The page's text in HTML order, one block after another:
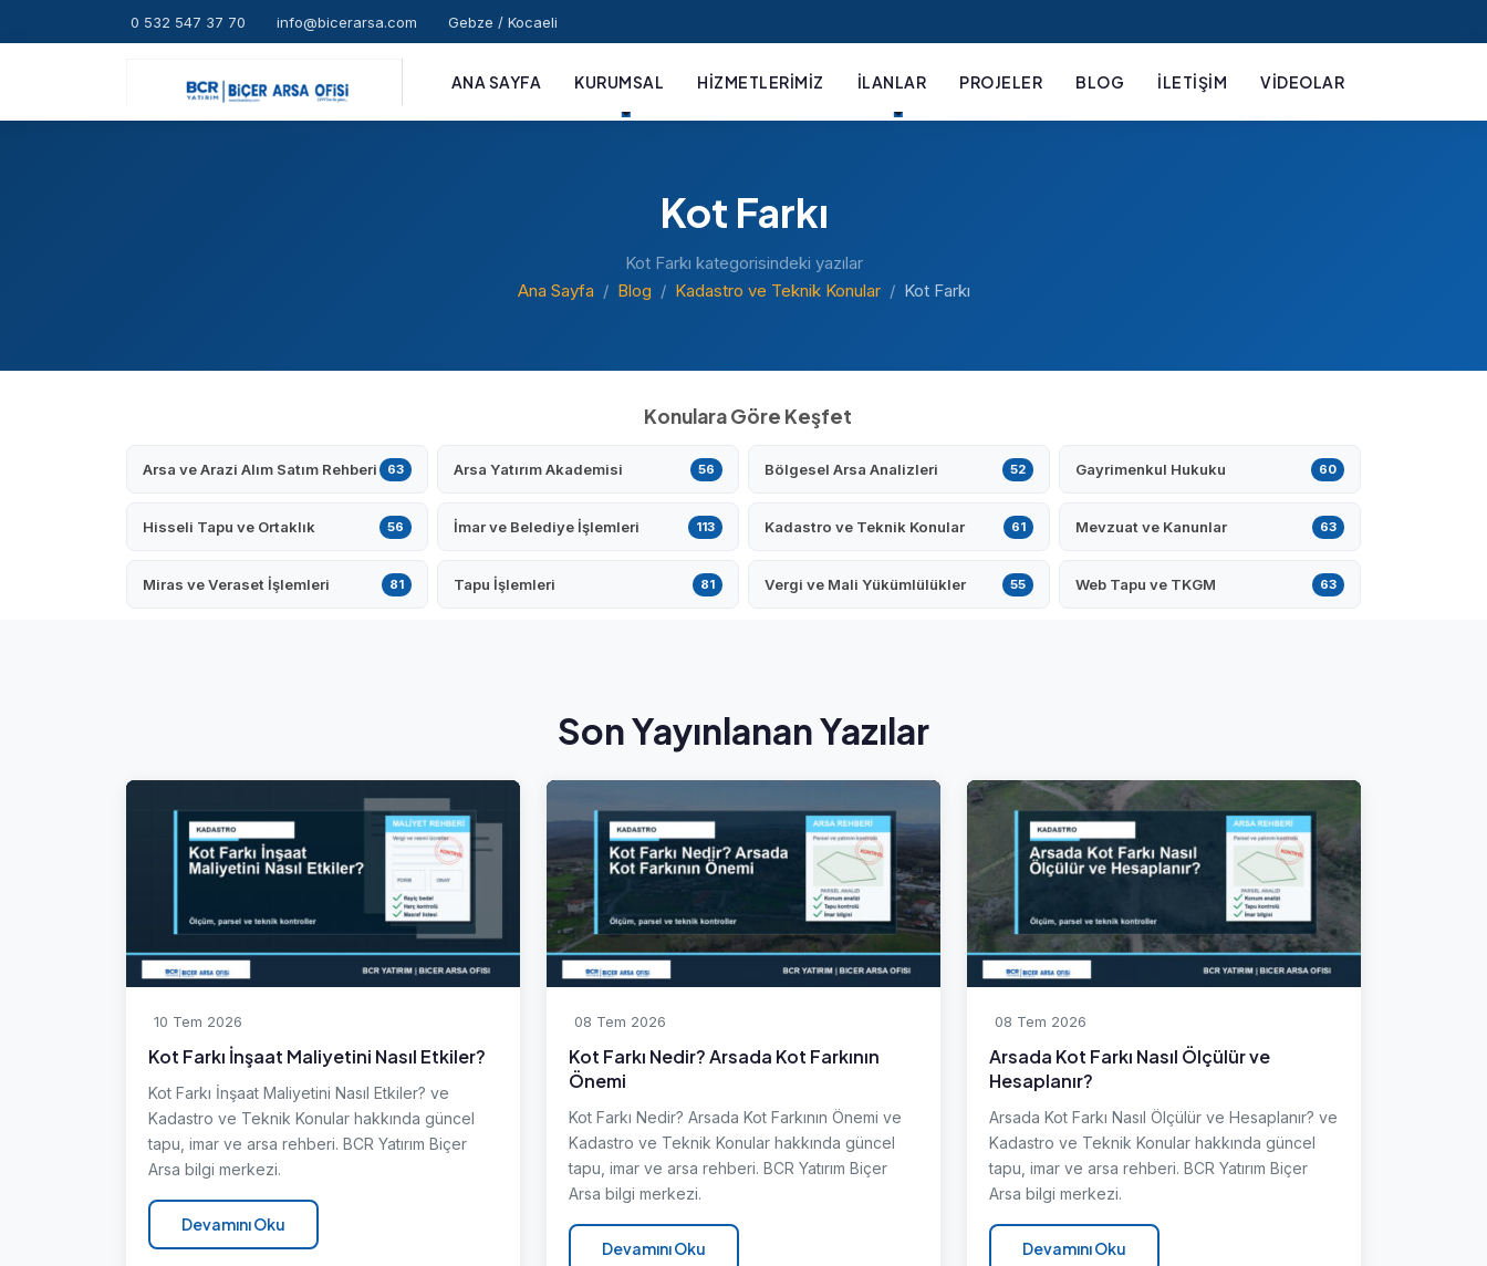
0 532 547 37 70 info@bicerarsa.com Gebze / Kocaeli
ANA SAYFA KURUMSAL HIZMETLERIMIZ İLANLAR PROJELER BLOG İLETIŞIM VIDEOLAR
Kot Farkı
Kot Farkı kategorisindeki yazılar
Ana Sayfa
Blog Kadastro ve Teknik Konular Kot Farkı
Konulara Göre Keşfet
Arsa ve Arazi Alım Satım Rehberi 63 Arsa Yatırım Akademisi 56 Bölgesel Arsa Analizleri 52 Gayrimenkul Hukuku 60
Hisseli Tapu ve Ortaklık 56 İmar ve Belediye İşlemleri 113 Kadastro ve Teknik Konular 61 Mevzuat ve Kanunlar 63
Miras ve Veraset İşlemleri 81 Tapu İşlemleri 81 Vergi ve Mali Yükümlülükler 55 Web Tapu ve TKGM 63
Son Yayınlanan Yazılar
10 Tem 2026
Kot Farkı İnşaat Maliyetini Nasıl Etkiler?
Kot Farkı İnşaat Maliyetini Nasıl Etkiler? ve
Kadastro ve Teknik Konular hakkında güncel
tapu, imar ve arsa rehberi. BCR Yatırım Biçer
Arsa bilgi merkezi.
Devamını Oku
08 Tem 2026
Kot Farkı Nedir? Arsada Kot Farkının
Önemi
Kot Farkı Nedir? Arsada Kot Farkının Önemi ve
Kadastro ve Teknik Konular hakkında güncel
tapu, imar ve arsa rehberi. BCR Yatırım Biçer
Arsa bilgi merkezi.
Devamını Oku
08 Tem 2026
Arsada Kot Farkı Nasıl Ölçülür ve
Hesaplanır?
Arsada Kot Farkı Nasıl Ölçülür ve Hesaplanır? ve
Kadastro ve Teknik Konular hakkında güncel
tapu, imar ve arsa rehberi. BCR Yatırım Biçer
Arsa bilgi merkezi.
Devamını Oku